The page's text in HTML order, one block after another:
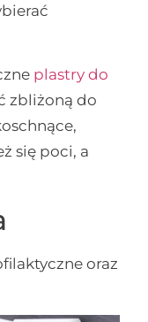
plastry do
zbliżoną do
się poci, a
oraz